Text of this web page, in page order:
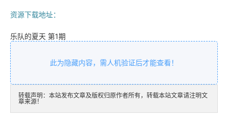
资源下载地址：
乐队的夏天 第1期
此为隐藏内容，需人机验证后才能查看！
转载声明：本站发布文章及版权归原作者所有，转载本站文章请注明文
章来源！